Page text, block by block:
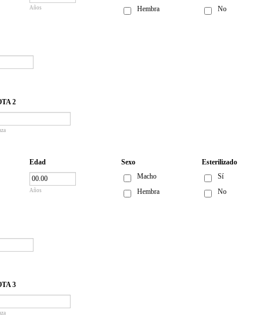
Años
Hembra
No
2
Edad
Años
Sexo
Macho
Hembra
Esterilizado
Sí
No
3